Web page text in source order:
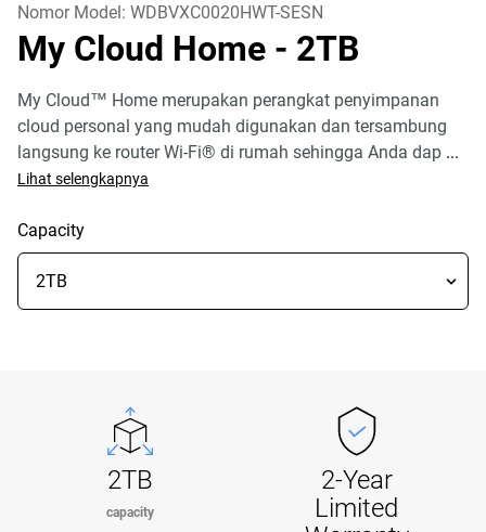
Nomor Model: WDBVXC0020HWT-SESN
My Cloud Home - 2TB
My Cloud™ Home merupakan perangkat penyimpanan
cloud personal yang mudah digunakan dan tersambung
langsung ke router Wi-Fi® di rumah sehingga Anda dap ...
Lihat selengkapnya
Capacity
2TB
capacity
2-Year
Limited